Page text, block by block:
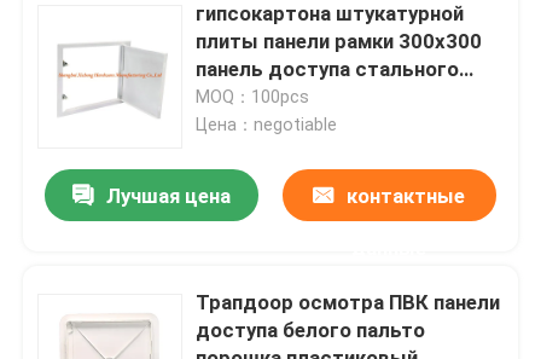
Свяжитесь мы
Спросите цитату
Алюминиевая панель доступа
Аксессуары гипсокартона
гипсокартона штукатурной
плиты панели рамки 300x300
панель доступа стального
стальная
MOQ：100pcs
Цена：negotiable
Лучшая цена контактные
Трапдоор осмотра ПВК панели
доступа белого пальто